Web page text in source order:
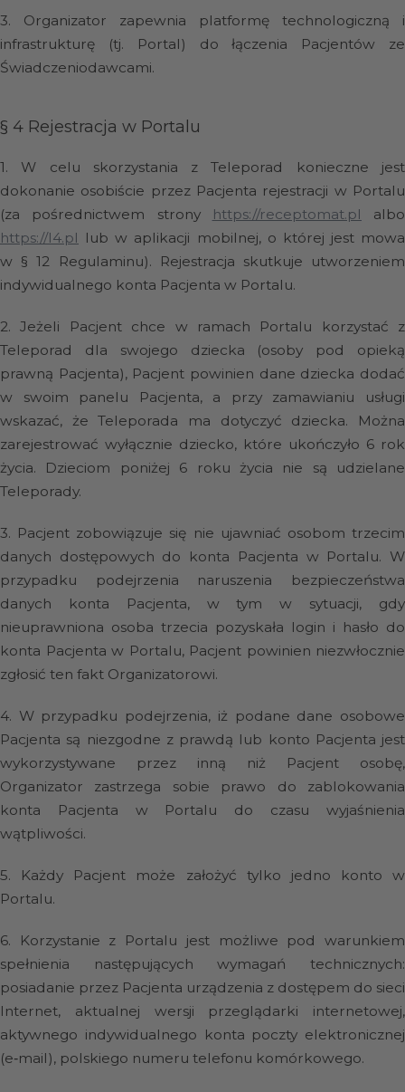
3.
Organizator zapewnia platformę technologiczną i
infrastrukturę (tj. Portal) do łączenia Pacjentów ze
Świadczeniodawcami.
§ 4 Rejestracja w Portalu
1.
W celu skorzystania z Teleporad konieczne jest
dokonanie osobiście przez Pacjenta rejestracji w Portalu
(za pośrednictwem strony
https://receptomat.pl albo
https://l4.pl lub w aplikacji mobilnej, o której jest mowa
w § 12 Regulaminu). Rejestracja skutkuje utworzeniem
indywidualnego konta Pacjenta w Portalu.
2. Jeżeli Pacjent chce w ramach Portalu korzystać z
Teleporad dla swojego dziecka (osoby pod opieką
prawną Pacjenta), Pacjent powinien dane dziecka dodać
w swoim panelu Pacjenta, a przy zamawianiu usługi
wskazać, że Teleporada ma dotyczyć dziecka. Można
zarejestrować wyłącznie dziecko, które ukończyło 6 rok
życia. Dzieciom poniżej 6 roku życia nie są udzielane
Teleporady.
3. Pacjent zobowiązuje się nie ujawniać osobom trzecim
danych dostępowych do konta Pacjenta w Portalu. W
przypadku podejrzenia naruszenia bezpieczeństwa
danych konta Pacjenta, w tym w sytuacji, gdy
nieuprawniona osoba trzecia pozyskała login i hasło do
konta Pacjenta w Portalu, Pacjent powinien niezwłocznie
zgłosić ten fakt Organizatorowi.
4. W przypadku podejrzenia, iż podane dane osobowe
Pacjenta są niezgodne z prawdą lub konto Pacjenta jest
wykorzystywane przez inną niż Pacjent osobę,
Organizator zastrzega sobie prawo do zablokowania
konta Pacjenta w Portalu do czasu wyjaśnienia
wątpliwości.
5.
Każdy Pacjent może założyć tylko jedno konto w
Portalu.
6.
Korzystanie z Portalu jest możliwe pod warunkiem
spełnienia następujących wymagań technicznych:
posiadanie przez Pacjenta urządzenia z dostępem do sieci
Internet, aktualnej wersji przeglądarki internetowej,
aktywnego indywidualnego konta poczty elektronicznej
(e‑mail), polskiego numeru telefonu komórkowego.